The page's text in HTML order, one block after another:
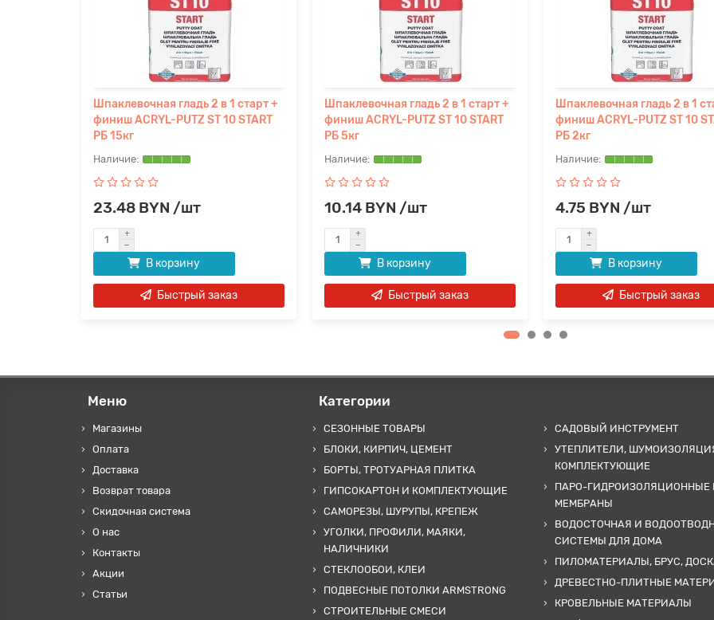
Шпаклевочная гладь 2 в 1 старт +
финиш ACRYL-PUTZ ST 10 START
РБ 15кг
23.48 BYN /шт
В корзину
Быстрый заказ
Шпаклевочная гладь 2 в 1 старт +
финиш ACRYL-PUTZ ST 10 START
РБ 5кг
10.14 BYN /шт
В корзину
Быстрый заказ
Шпаклевочная гладь 2 в 1
финиш ACRYL-PUTZ ST 10
РБ 2кг
4.75 BYN /шт
В корзину
Быстрый заказ
Меню
Магазины
Оплата
Доставка
Возврат товара
Скидочная система
О нас
Контакты
Акции
Статьи
Категории
СЕЗОННЫЕ ТОВАРЫ
БЛОКИ, КИРПИЧ, ЦЕМЕНТ
БОРТЫ, ТРОТУАРНАЯ ПЛИТКА
ГИПСОКАРТОН И КОМПЛЕКТУЮЩИЕ
САМОРЕЗЫ, ШУРУПЫ, КРЕПЕЖ
УГОЛКИ, ПРОФИЛИ, МАЯКИ,
НАЛИЧНИКИ
СТЕКЛООБОИ, КЛЕИ
ПОДВЕСНЫЕ ПОТОЛКИ ARMSTRONG
СТРОИТЕЛЬНЫЕ СМЕСИ
САДОВЫЙ ИНСТРУМЕНТ
УТЕПЛИТЕЛИ,
КОМПЛЕКТУЮЩИЕ
ПАРО-ГИДРОИЗОЛЯЦИОННЫЕ
МЕМБРАНЫ
ВОДОСТОЧНАЯ И
СИСТЕМЫ ДЛЯ ДОМА
ПИЛОМАТЕРИАЛЫ, БРУС,
ДРЕВЕСТНО-ПЛИТНЫЕ
КРОВЕЛЬНЫЕ МАТЕРИАЛЫ